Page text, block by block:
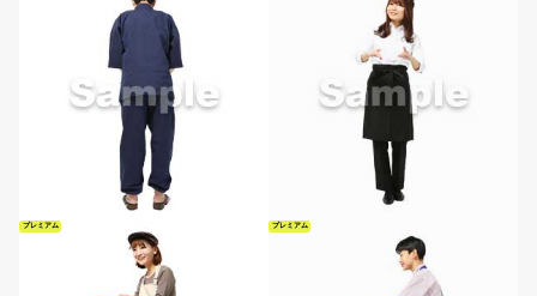
プレミアム プレミアム